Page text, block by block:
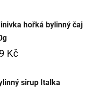
hořká bylinný čaj
Kč
sirup Italka